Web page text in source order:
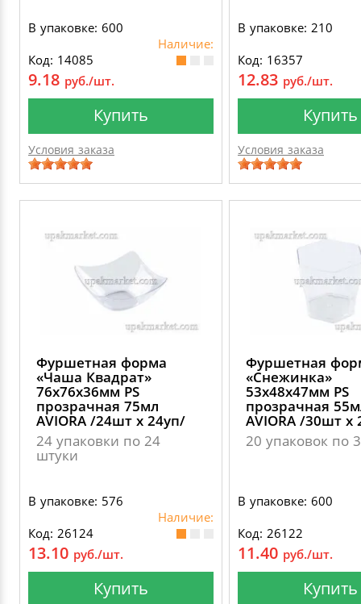
В упаковке: 600
Наличие:
Код: 14085
9.18 руб./шт.
Купить
Условия заказа
В упаковке: 210
Код: 16357
12.83 руб./шт.
Купить
Условия заказа
Фуршетная форма
«Чаша Квадрат»
76х76х36мм PS
прозрачная 75мл
AVIORA /24шт х 24уп/
24 упаковки по 24
штуки
В упаковке: 576
Наличие:
Код: 26124
13.10 руб./шт.
Купить
Фуршетная
«Снежинка»
53х48х47мм PS
прозрачная
AVIORA /30шт х
20 упаковок по
В упаковке: 600
Код: 26122
11.40 руб./шт.
Купить